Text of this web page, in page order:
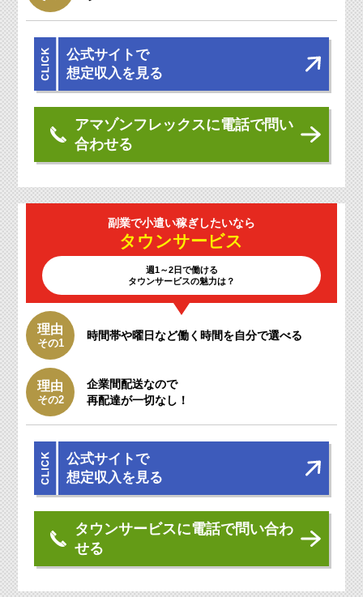
公式サイトで
想定収入を見る
アマゾンフレックスに電話で問い
合わせる
副業で小遣い稼ぎしたいなら
タウンサービス
週1～2日で働ける
タウンサービスの魅力は？
理由
その1
時間帯や曜日など働く時間を自分で選べる
理由
その2
企業間配送なので
再配達が一切なし！
公式サイトで
想定収入を見る
タウンサービスに電話で問い合わ
せる